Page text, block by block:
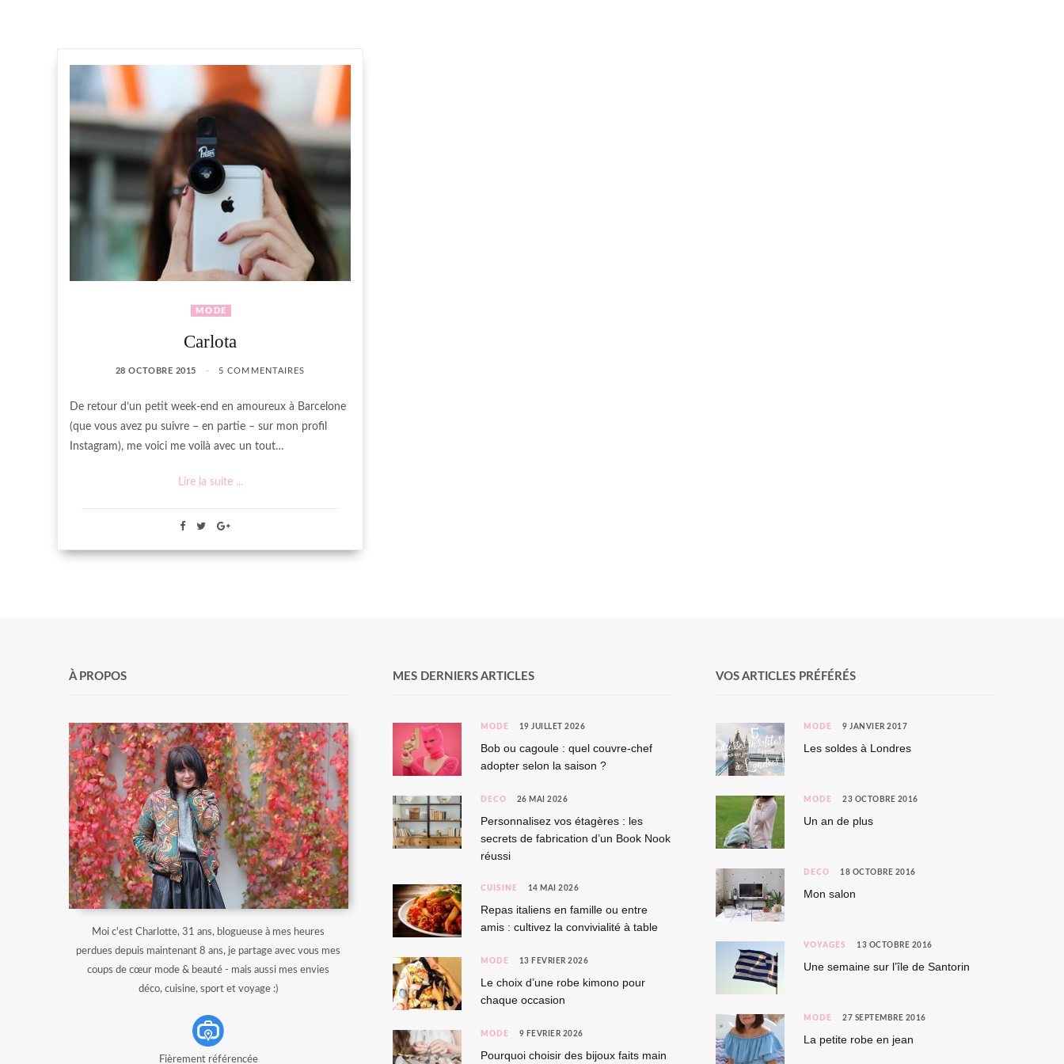
MODE
Carlota
28 OCTOBRE 2015 5 COMMENTAIRES
De retour d’un petit week-end en amoureux à Barcelone
(que vous avez pu suivre – en partie – sur mon profil
Instagram), me voici me voilà avec un tout…
Lire la suite ...
À PROPOS
Moi c'est Charlotte, 31 ans, blogueuse à mes heures
perdues depuis maintenant 8 ans, je partage avec vous mes
coups de cœur mode & beauté - mais aussi mes envies
déco, cuisine, sport et voyage :)
Fièrement référencée
MES DERNIERS ARTICLES
MODE 19 JUILLET 2026
Bob ou cagoule : quel couvre-chef
adopter selon la saison ?
DÉCO 26 MAI 2026
Personnalisez vos étagères : les
secrets de fabrication d’un Book Nook
réussi
CUISINE 14 MAI 2026
Repas italiens en famille ou entre
amis : cultivez la convivialité à table
MODE 13 FÉVRIER 2026
Le choix d’une robe kimono pour
chaque occasion
MODE 9 FÉVRIER 2026
Pourquoi choisir des bijoux faits main
VOS ARTICLES PRÉFÉRÉS
MODE 9 JANVIER 2017
Les soldes à Londres
MODE 23 OCTOBRE 2016
Un an de plus
DÉCO 18 OCTOBRE 2016
Mon salon
VOYAGES 13 OCTOBRE 2016
Une semaine sur l’île de Santorin
MODE 27 SEPTEMBRE 2016
La petite robe en jean